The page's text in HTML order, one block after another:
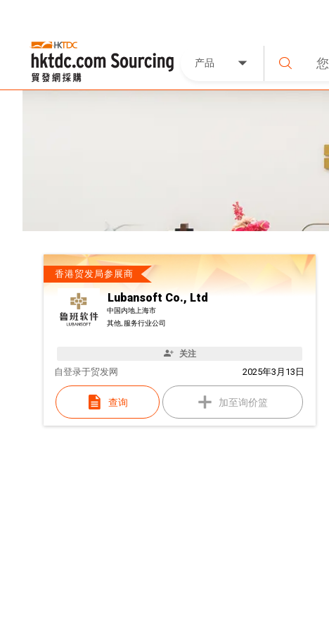
产品
香港贸发局参展商
Lubansoft Co., Ltd
中国内地上海市
其他, 服务行业公司
关注
自 2025年3月13日
登录于贸发网
查询 加至询价篮